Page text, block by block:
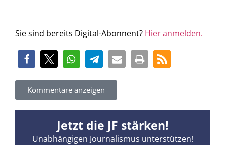
Sie sind bereits Digital-Abonnent? Hier anmelden.
Kommentare anzeigen
Jetzt die JF stärken!
Unabhängigen Journalismus unterstützen!